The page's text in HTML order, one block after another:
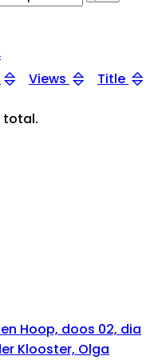
Views Title
total.